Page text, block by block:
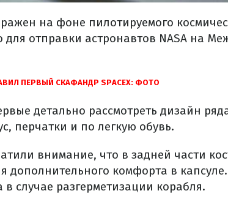
на фоне пилотируемого
для отправки астронавтов NASA на
ПЕРВЫЙ СКАФАНДР SPACEX: ФОТО
детально рассмотреть дизайн
перчатки и по легкую обувь.
внимание, что в задней части
дополнительного комфорта в
случае разгерметизации корабля.